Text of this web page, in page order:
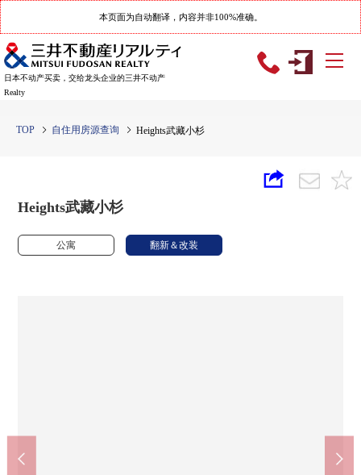
本页面为自动翻译，内容并非100%准确。
日本不动产买卖，交给龙头企业的三井不动产
Realty
TOP 自住用房源查询 Heights武藏小杉
Heights武藏小杉
公寓 翻新＆改装